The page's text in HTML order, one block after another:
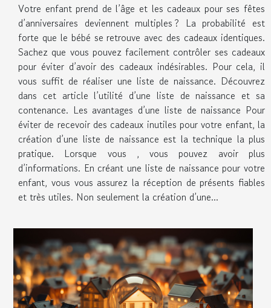
Votre enfant prend de l’âge et les cadeaux pour ses fêtes
d’anniversaires deviennent multiples ? La probabilité est
forte que le bébé se retrouve avec des cadeaux identiques.
Sachez que vous pouvez facilement contrôler ses cadeaux
pour éviter d’avoir des cadeaux indésirables. Pour cela, il
vous suffit de réaliser une liste de naissance. Découvrez
dans cet article l’utilité d’une liste de naissance et sa
contenance. Les avantages d’une liste de naissance Pour
éviter de recevoir des cadeaux inutiles pour votre enfant, la
création d’une liste de naissance est la technique la plus
pratique. Lorsque vous , vous pouvez avoir plus
d’informations. En créant une liste de naissance pour votre
enfant, vous vous assurez la réception de présents fiables
et très utiles. Non seulement la création d’une...